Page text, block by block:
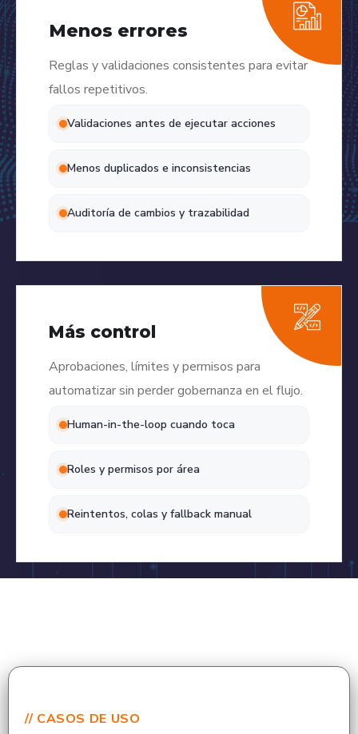
Menos errores
Reglas y validaciones consistentes para evitar
fallos repetitivos.
Validaciones antes de ejecutar acciones
Menos duplicados e inconsistencias
Auditoría de cambios y trazabilidad
Más control
Aprobaciones, límites y permisos para
automatizar sin perder gobernanza en el flujo.
Human-in-the-loop cuando toca
Roles y permisos por área
Reintentos, colas y fallback manual
// CASOS DE USO